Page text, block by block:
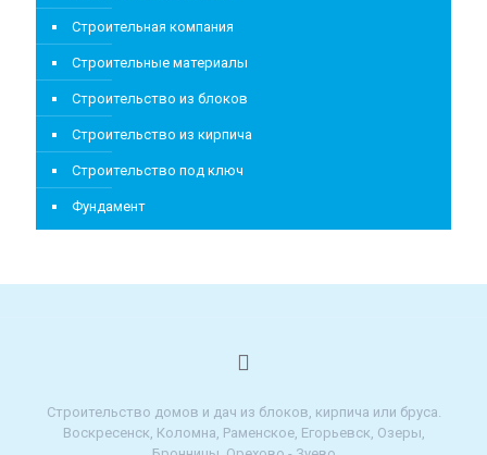
Строительная компания
Строительные материалы
Строительство из блоков
Строительство из кирпича
Строительство под ключ
Фундамент
Строительство домов и дач из блоков, кирпича или бруса.
Воскресенск, Коломна, Раменское, Егорьевск, Озеры,